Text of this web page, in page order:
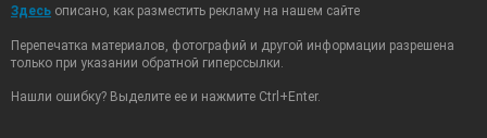
Здесь описано, как разместить рекламу на нашем сайте
Перепечатка материалов, фотографий и другой информации разрешена
только при указании обратной гиперссылки.
Нашли ошибку? Выделите ее и нажмите Ctrl+Enter.